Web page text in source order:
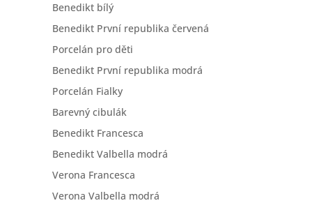
Benedikt bílý
Benedikt První republika červená
Porcelán pro děti
Benedikt První republika modrá
Porcelán Fialky
Barevný cibulák
Benedikt Francesca
Benedikt Valbella modrá
Verona Francesca
Verona Valbella modrá